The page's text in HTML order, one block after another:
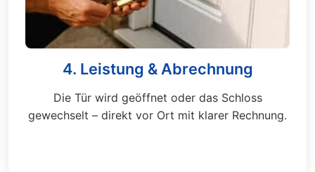
4. Leistung & Abrechnung
Die Tür wird geöffnet oder das Schloss
gewechselt – direkt vor Ort mit klarer Rechnung.